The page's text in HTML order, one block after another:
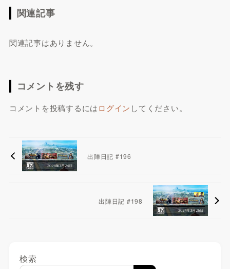
関連記事
関連記事はありません。
コメントを残す
コメントを投稿するにはログイン してください。
出陣日記 #196
出陣日記 #198
検索